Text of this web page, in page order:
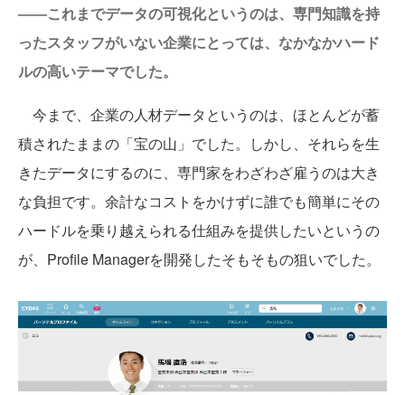
――これまでデータの可視化というのは、専門知識を持
ったスタッフがいない企業にとっては、なかなかハード
ルの高いテーマでした。
今まで、企業の人材データというのは、ほとんどが蓄
積されたままの「宝の山」でした。しかし、それらを生
きたデータにするのに、専門家をわざわざ雇うのは大き
な負担です。余計なコストをかけずに誰でも簡単にその
ハードルを乗り越えられる仕組みを提供したいというの
が、Profile Managerを開発したそもそもの狙いでした。